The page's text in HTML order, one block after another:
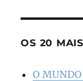
OS 20
O